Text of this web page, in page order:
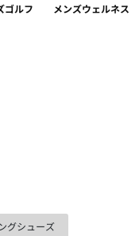
ゴルフ メンズウェルネス
グシューズ